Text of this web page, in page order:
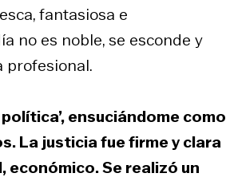
fantasiosa e
no es noble, se esconde y
profesional.
ensuciándome como
La justicia fue firme y clara
Se realizó un